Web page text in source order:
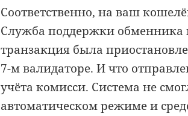
Соответственно, на ваш
Служба поддержки обменника
транзакция была
7-м валидаторе. И что
учёта комисси. Система не
автоматическом режиме и